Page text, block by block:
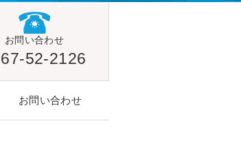
お問い合わせ
52-2126
お問い合わせ